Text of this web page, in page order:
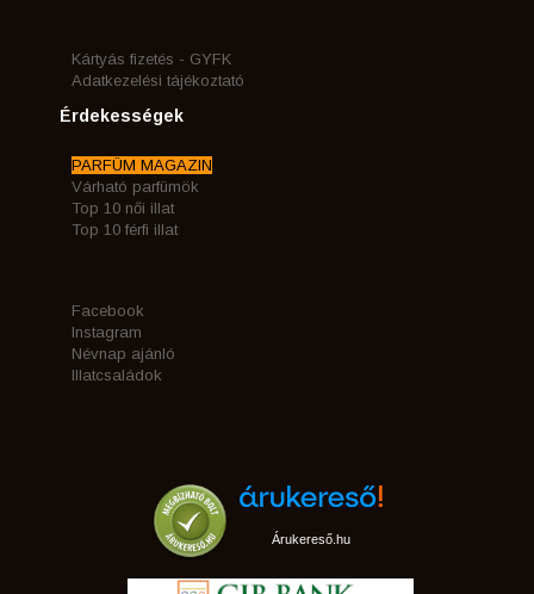
Kártyás fizetés - GYFK
Adatkezelési tájékoztató
Érdekességek
PARFÜM MAGAZIN
Várható parfümök
Top 10 női illat
Top 10 férfi illat
Facebook
Instagram
Névnap ajánló
Illatcsaládok
Árukereső.hu